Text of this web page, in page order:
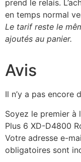
prend le relais.
en temps normal
Le tarif reste le
ajoutés au panier.
Avis
Il n’y a pas encore
Soyez le premier à
Plus 6 XD-D4800
Votre adresse e-
obligatoires sont